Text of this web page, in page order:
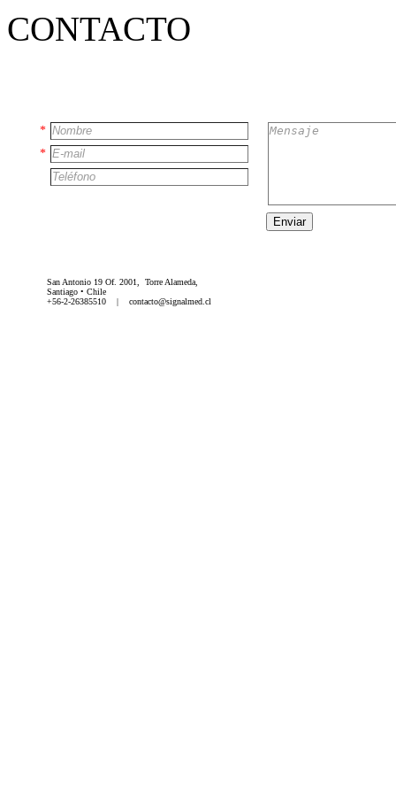
CONTACTO
*
*
Enviar
San Antonio 19 Of. 2001, Torre Alameda,
Santiago • Chile
+56-2-26385510 | contacto@signalmed.cl